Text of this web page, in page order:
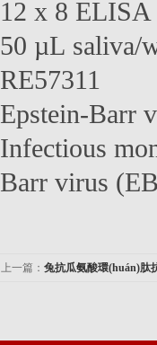
12 x 8
50 µL saliva/
RE57311
Epstein-Barr
Infectious
Barr virus
上一篇： 兔抗瓜氨酸環(huán)肽